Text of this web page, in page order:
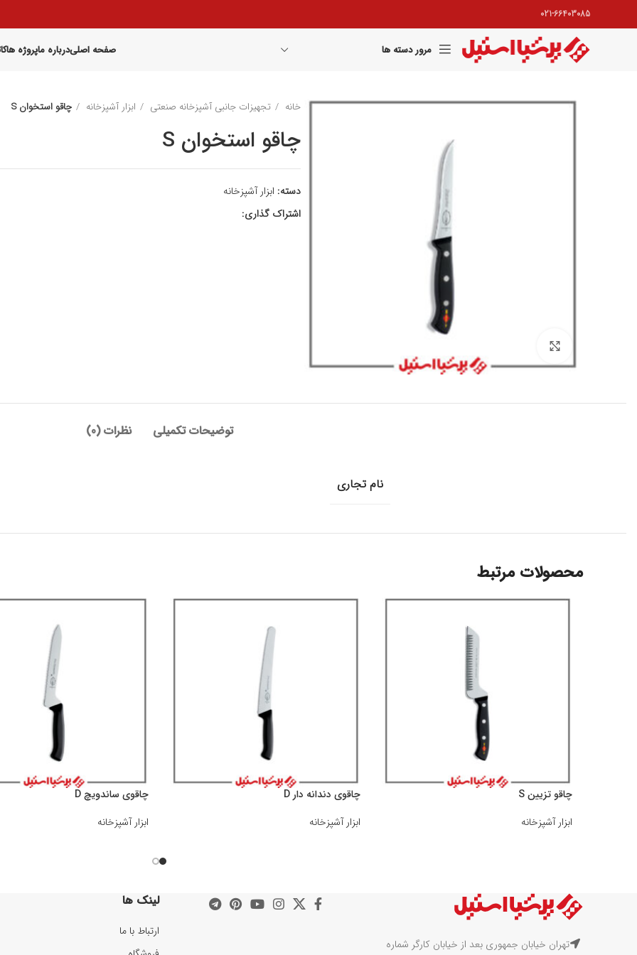
021-66403085
مرور دسته ها صفحه اصلیدرباره ماپروژه ها
خانه تجهیزات جانبی آشپزخانه صنعتی ابزار آشپزخانه چاقو استخوان S
چاقو استخوان S
دسته: ابزار آشپزخانه
اشتراک گذاری:
توضیحات تکمیلی نظرات (0)
نام تجاری
محصولات مرتبط
چاقو تزیین S
ابزار آشپزخانه
چاقوی دندانه دار D
ابزار آشپزخانه
چاقوی ساندویچ D
ابزار آشپزخانه
تهران خیابان جمهوری بعد از خیابان کارگر شماره
لینک ها
ارتباط با ما